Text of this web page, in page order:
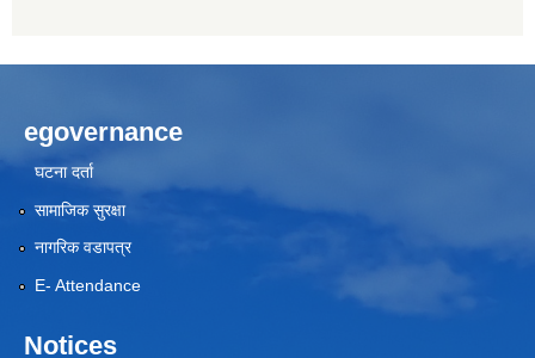
egovernance
घटना दर्ता
सामाजिक सुरक्षा
नागरिक वडापत्र
E- Attendance
Notices